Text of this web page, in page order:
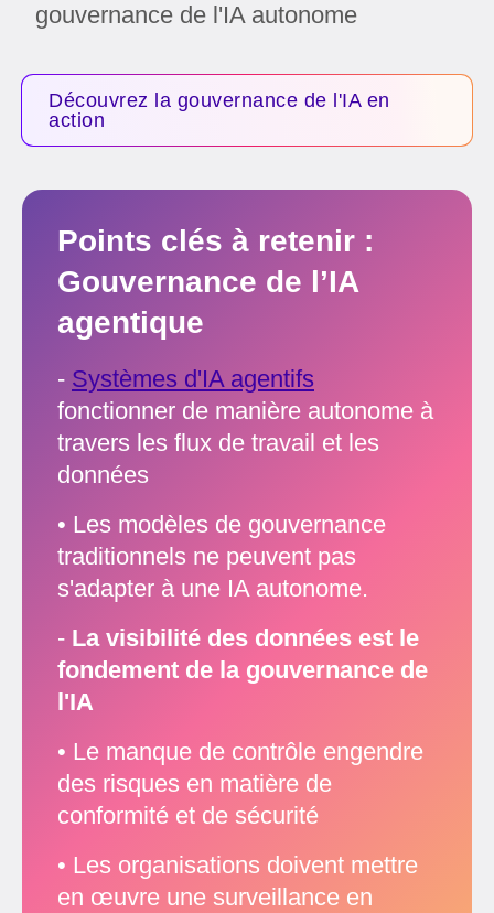
gouvernance de l'IA autonome
Découvrez la gouvernance de l'IA en
action
Points clés à retenir :
Gouvernance de l’IA
agentique
- Systèmes d'IA agentifs
fonctionner de manière autonome à
travers les flux de travail et les
données
• Les modèles de gouvernance
traditionnels ne peuvent pas
s'adapter à une IA autonome.
- La visibilité des données est le
fondement de la gouvernance de
l'IA
• Le manque de contrôle engendre
des risques en matière de
conformité et de sécurité
• Les organisations doivent mettre
en œuvre une surveillance en